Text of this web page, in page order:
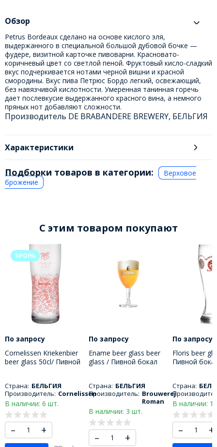
Обзор
Petrus Bordeaux сделано на основе кислого эля,
выдержанного в специальной большой дубовой бочке —
фудере, визитной карточке пивоварни. Красновато-
коричневый цвет со светлой пеной. Фруктовый кисло-сладкий
вкус подчеркивается нотами черной вишни и красной
смородины. Вкус пива Петрюс Бордо легкий, освежающий,
без навязчивой кислотности. Умеренная танинная горечь
дает послевкусие выдержанного красного вина, а немного
пряных нот добавляют сложности.
Производитель DE BRABANDERE BREWERY, БЕЛЬГИЯ
Характеристики
Подборки товаров в категории:
Верховое
брожение
C этим товаром покупают
БРОНЬ
По запросу
Cornelissen Kriekenbier
beer glass 50cl/ Пивной
Страна: БЕЛЬГИЯ
Производитель: Cornelissen
В наличии: 6 шт.
– +
По запросу
Ename beer glass beer
glass / Пивной бокал
Страна: БЕЛЬГИЯ
Производитель: Brouwerej
Roman
В наличии: 3 шт.
– +
По запросу
Floris beer
Пивной
Страна:
В наличии: 1
– +